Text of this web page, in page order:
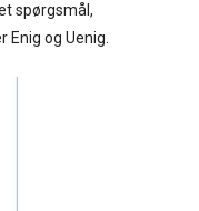
spørgsmål,
Enig og Uenig.